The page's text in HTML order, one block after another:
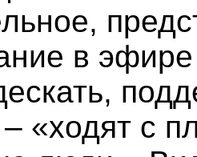
в
,
«ходят с